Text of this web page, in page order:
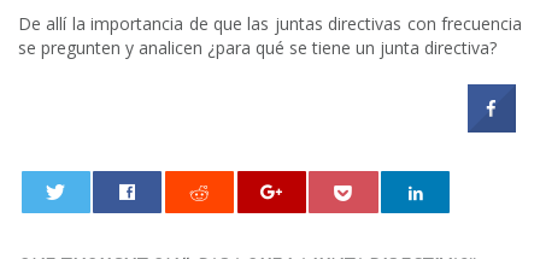
De allí la importancia de que las juntas directivas con frecuencia
se pregunten y analicen ¿para qué se tiene un junta directiva?